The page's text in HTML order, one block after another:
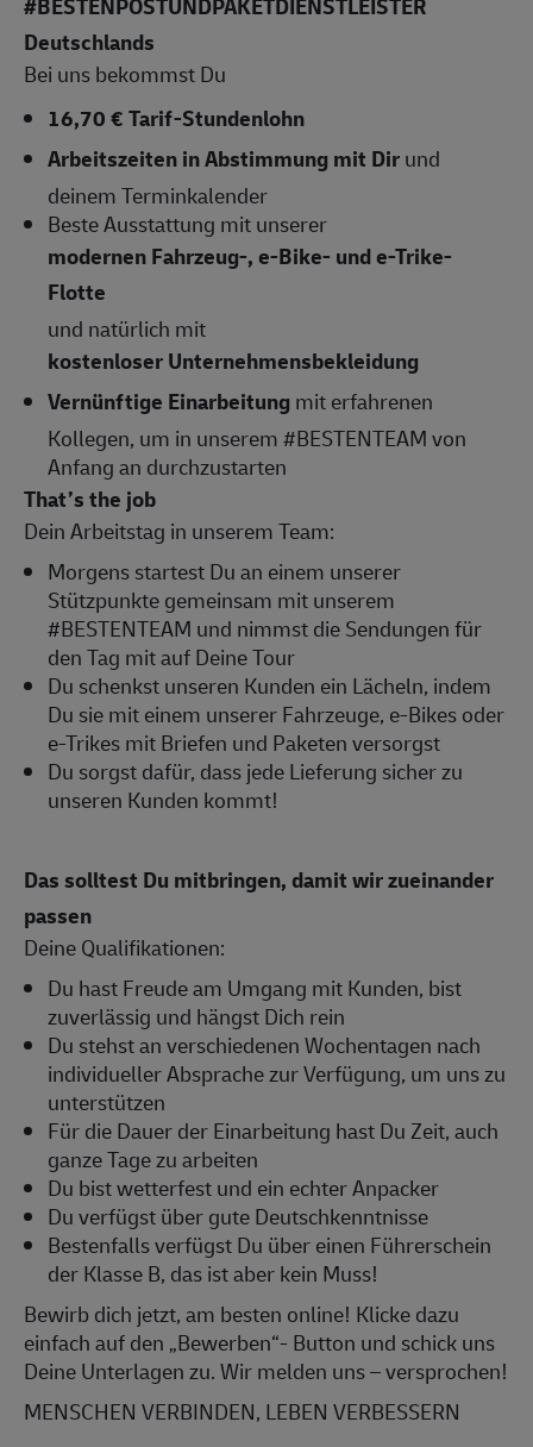
Deutschlands
Bei uns bekommst Du
16,70 € Tarif-Stundenlohn
Arbeitszeitenin Abstimmung mit Dirund
deinem Terminkalender
Beste Ausstattung mit unserer
modernen Fahrzeug-, e-Bike- und e-Trike-
Flotte
und natürlich mit
kostenloser Unternehmensbekleidung
Vernünftige Einarbeitungmit erfahrenen
Kollegen, um in unserem #BESTENTEAM von
Anfang an durchzustarten
That’s the job
Dein Arbeitstag in unserem Team:
Morgens startest Du an einem unserer
Stützpunkte gemeinsam mit unserem
#BESTENTEAM und nimmst die Sendungen für
den Tag mit auf Deine Tour
Du schenkst unseren Kunden ein Lächeln, indem
Du sie mit einem unserer Fahrzeuge, e-Bikes oder
e-Trikes mit Briefen und Paketen versorgst
Du sorgst dafür, dass jede Lieferung sicher zu
unseren Kunden kommt!
Das solltest Du mitbringen, damit wir zueinander
passen
Deine Qualifikationen:
Du hast Freude am Umgang mit Kunden, bist
zuverlässig und hängst Dich rein
Du stehst an verschiedenen Wochentagen nach
individueller Absprache zur Verfügung, um uns zu
unterstützen
Für die Dauer der Einarbeitung hast Du Zeit, auch
ganze Tage zu arbeiten
Du bist wetterfest und ein echter Anpacker
Du verfügst über gute Deutschkenntnisse
Bestenfalls verfügst Du über einen Führerschein
der Klasse B, das ist aber kein Muss!
Bewirb dich jetzt, am besten online! Klicke dazu
einfach auf den „Bewerben“- Button und schick uns
Deine Unterlagen zu. Wir melden uns – versprochen!
MENSCHEN VERBINDEN, LEBEN VERBESSERN